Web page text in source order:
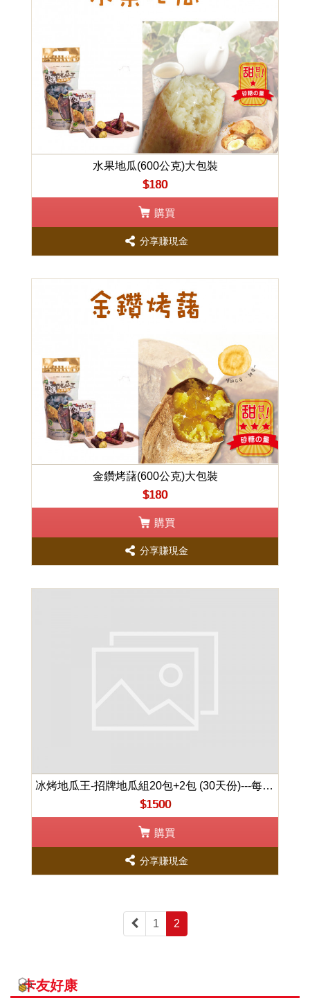
水果地瓜(600公克)大包裝
$180
購買
分享賺現金
金鑽烤藷(600公克)大包裝
$180
購買
分享賺現金
冰烤地瓜王-招牌地瓜組20包+2包 (30天份)---每天只要50元
$1500
購買
分享賺現金
1 2
卡友好康